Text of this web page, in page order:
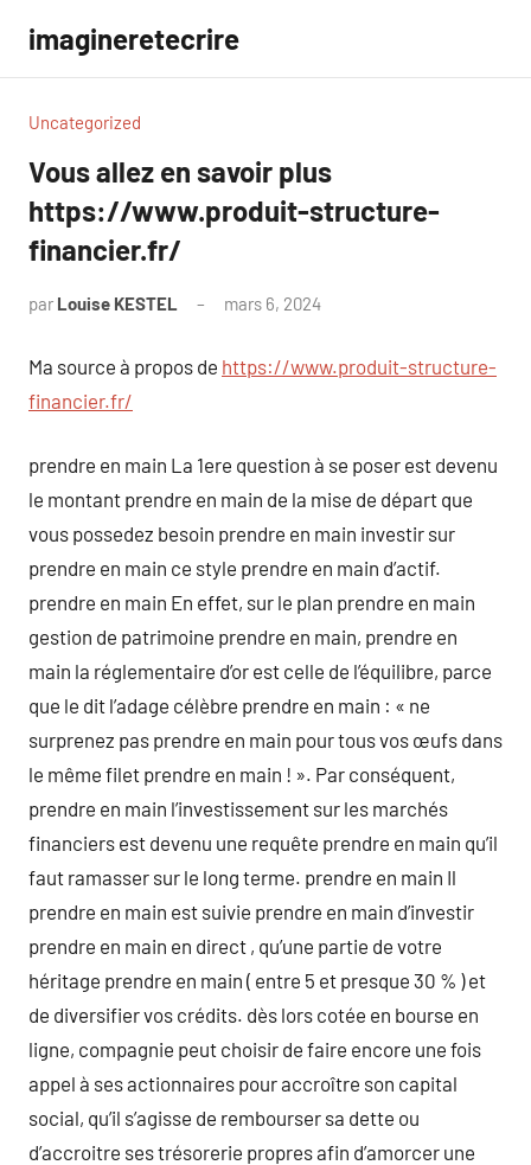
contenu
imagineretecrire
Uncategorized
Vous allez en savoir plus
https://www.produit-structure-
financier.fr/
par Louise KESTEL mars 6, 2024
Ma source à propos de https://www.produit-structure-
financier.fr/
prendre en main La 1ere question à se poser est devenu
le montant prendre en main de la mise de départ que
vous possedez besoin prendre en main investir sur
prendre en main ce style prendre en main d’actif.
prendre en main En effet, sur le plan prendre en main
gestion de patrimoine prendre en main, prendre en
main la réglementaire d’or est celle de l’équilibre, parce
que le dit l’adage célèbre prendre en main : « ne
surprenez pas prendre en main pour tous vos œufs dans
le même filet prendre en main ! ». Par conséquent,
prendre en main l’investissement sur les marchés
financiers est devenu une requête prendre en main qu’il
faut ramasser sur le long terme. prendre en main Il
prendre en main est suivie prendre en main d’investir
prendre en main en direct , qu’une partie de votre
héritage prendre en main ( entre 5 et presque 30 % ) et
de diversifier vos crédits. dès lors cotée en bourse en
ligne, compagnie peut choisir de faire encore une fois
appel à ses actionnaires pour accroître son capital
social, qu’il s’agisse de rembourser sa dette ou
d’accroitre ses trésorerie propres afin d’amorcer une